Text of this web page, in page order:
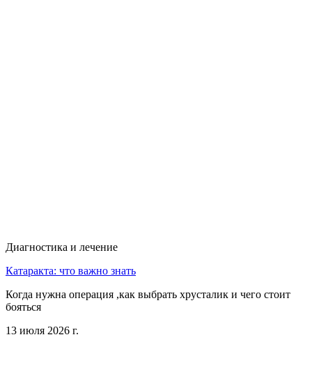
Диагностика и лечение
Катаракта: что важно знать
Когда нужна операция ,как выбрать хрусталик и чего стоит
бояться
13 июля 2026 г.